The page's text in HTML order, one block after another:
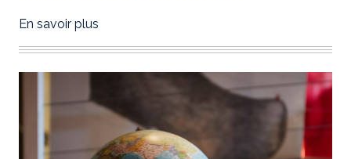
En savoir plus